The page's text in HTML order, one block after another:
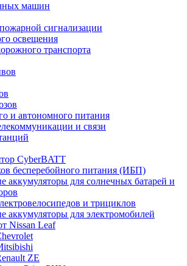
машин
сигнализации
освещения
транспорта
и автономного питания
и связи
CyberBATT
бесперебойного питания (ИБП)
аккумуляторы для солнечных батарей и
и трициклов
аккумуляторы для электромобилей
Nissan Leaf
ZE